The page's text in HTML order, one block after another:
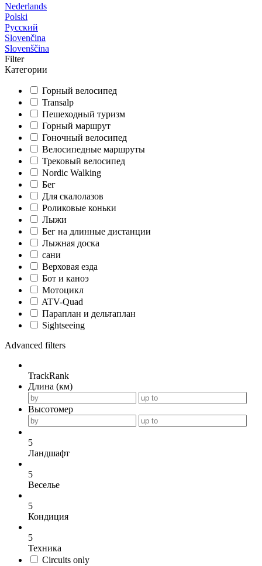
Nederlands
Polski
Русский
Slovenčina
Slovenščina
Filter
Категории
Горный велосипед
Transalp
Пешеходный туризм
Горный маршрут
Гоночный велосипед
Велосипедные маршруты
Трековый велосипед
Nordic Walking
Бег
Для скалолазов
Роликовые коньки
Лыжи
Бег на длинные дистанции
Лыжная доска
сани
Верховая езда
Бот и каноэ
Мотоцикл
ATV-Quad
Параплан и дельтаплан
Sightseeing
Advanced filters
TrackRank
Длина (км)
Высотомер
5
Ландшафт
5
Веселье
5
Кондиция
5
Техника
Circuits only